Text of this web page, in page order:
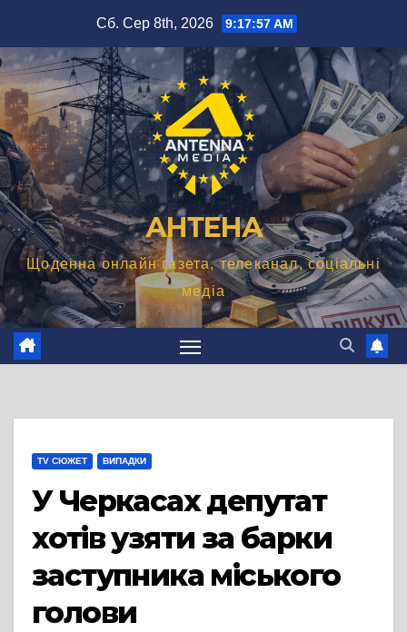
вмісту
Сб. Сер 8th, 2026 9:17:58 AM
АНТЕНА
Щоденна онлайн газета, телеканал, соціальні
медіа
TV СЮЖЕТ ВИПАДКИ
У Черкасах депутат
хотів узяти за барки
заступника міського
голови